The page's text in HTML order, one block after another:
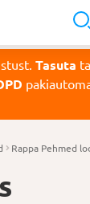
Tasuta
Rappa Pehmed